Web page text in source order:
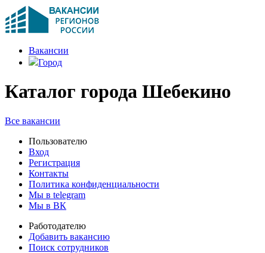
Вакансии
Город
Каталог города Шебекино
Все вакансии
Пользователю
Вход
Регистрация
Контакты
Политика конфиденциальности
Мы в telegram
Мы в ВК
Работодателю
Добавить вакансию
Поиск сотрудников